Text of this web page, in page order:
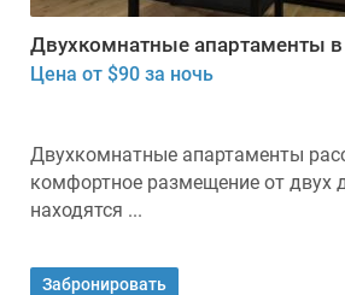
Двухкомнатные апартаменты
Цена от $90 за ночь
Двухкомнатные апартаменты
комфортное размещение от двух
находятся ...
Забронировать